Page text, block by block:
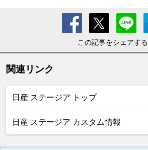
この記事をシェアする
関連リンク
日産 ステージア トップ
日産 ステージア カスタム情報